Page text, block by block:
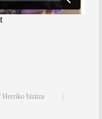
Herriko bizitza